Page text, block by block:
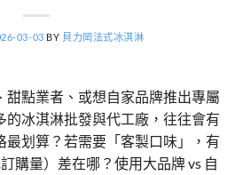
03-03 BY 貝力岡法式冰淇淋
甜點業者、或想自家品牌推出專屬
的冰淇淋批發與代工廠，往往會有
最划算？若需要「客製口味」，有
購量）差在哪？使用大品牌 vs 自